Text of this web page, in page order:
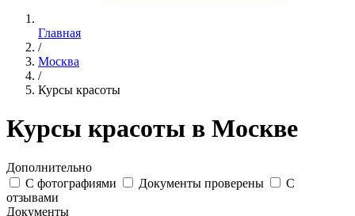
Главная
/
Москва
/
Курсы красоты
Курсы красоты в Москве
Дополнительно
С фотографиями
Документы проверены
С
отзывами
Документы